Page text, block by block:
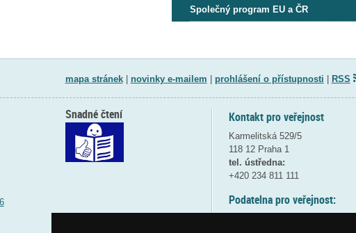
Společný program EU a ČR
mapa stránek| novinky e-mailem prohlášení o přístupnosti RSS
Kontakt pro veřejnost
Karmelitská 529/5
118 12 Praha 1
tel. ústředna:
+420 234 811 111
Podatelna pro veřejnost:
Snadné čtení